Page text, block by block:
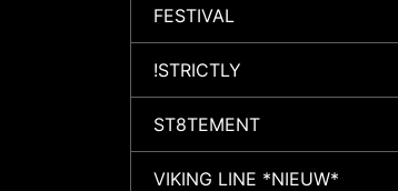
FESTIVAL
!STRICTLY
ST8TEMENT
VIKING LINE *NIEUW*